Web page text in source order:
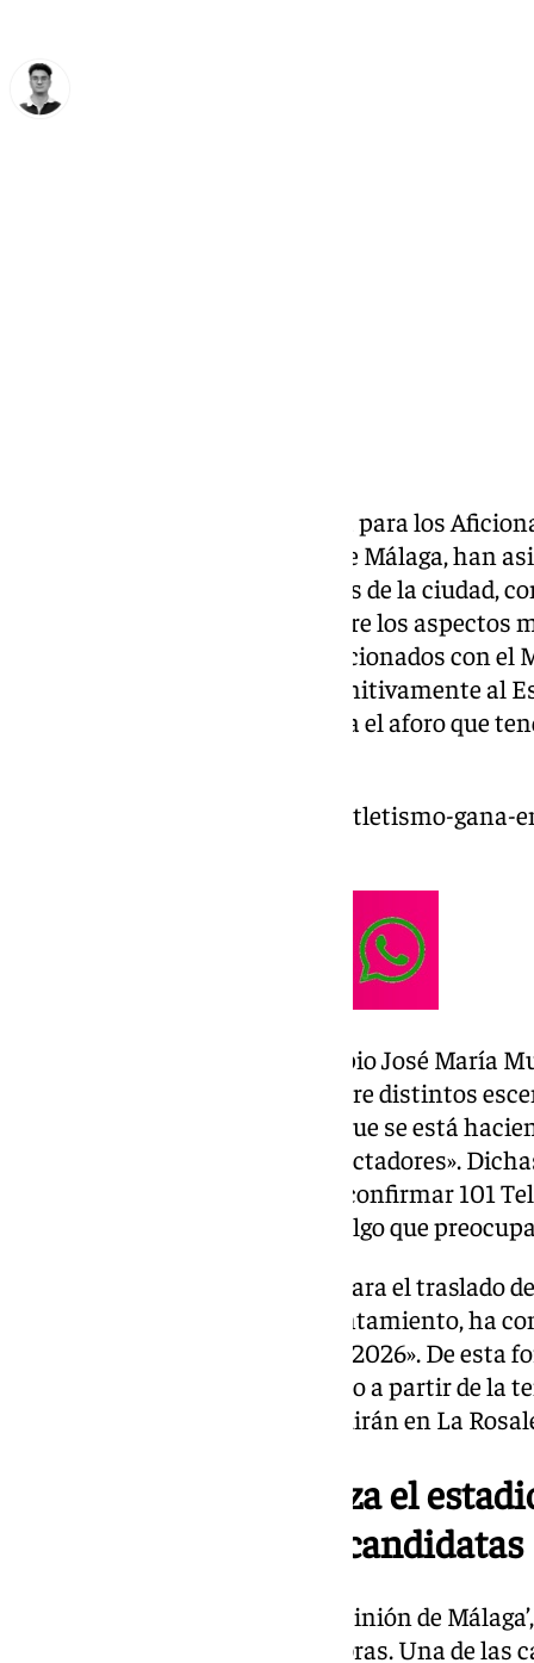
En la presentación de una ‘Guía para los
realizado en el Ayuntamiento de Málaga, han
los equipos más representativos de la ciudad,
Antonio Jesús López Nieto. Entre los aspectos
intervención, sobresale los relacionados con el
deberá mudarse definitivamente al
aspectos a tener en cuenta sería el aforo que
https://www.101tv.es/estadio-atletismo-gana-
Tal y como ha asegurado el propio José María
Málaga, se sigue trabajando sobre distintos
las catas y uno de los estudios que se está
de 25.500, 27.000 o 28.000 espectadores».
estimaciones, como ha podido confirmar 101
que aún se desconoce el aforo, algo que
En cuanto a la fecha marcada para el traslado
Concejal de Deportes en el Ayuntamiento, ha
realizará: «Será en el verano del 2026». De
jugará en el Estadio de Atletismo a partir de la
significa que los de Pellicer seguirán en La
La empresa que realiza el
Zaragoza, una de las candidatas
Tal y como ha informado ‘La Opinión de
empresas para realizar estas obras. Una de las